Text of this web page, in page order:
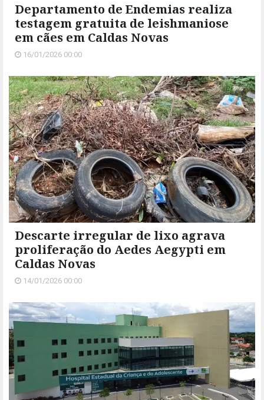
Departamento de Endemias realiza
testagem gratuita de leishmaniose
em cães em Caldas Novas
16/01/2026 00:00
Descarte irregular de lixo agrava
proliferação do Aedes Aegypti em
Caldas Novas
14/01/2026 00:00